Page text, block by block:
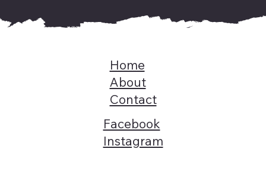
Home
About
Contact
Facebook
Instagram